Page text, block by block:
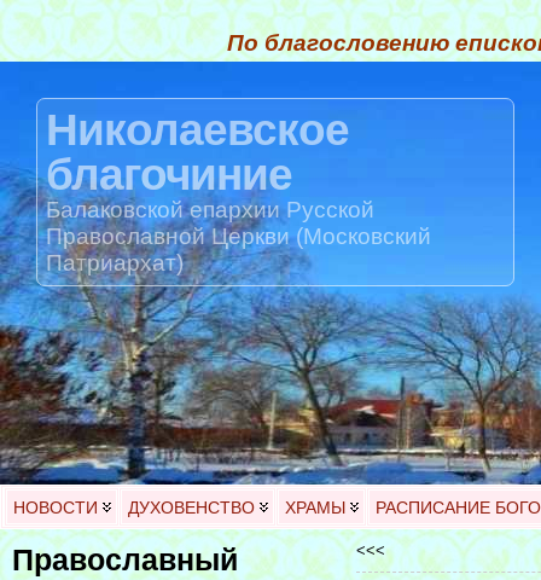
По благословению
Николаевское
благочиние
Балаковской епархии Русской
Православной Церкви (Московский
Патриархат)
НОВОСТИ ДУХОВЕНСТВО ХРАМЫ РАСПИСАНИЕ
Православный
<<<